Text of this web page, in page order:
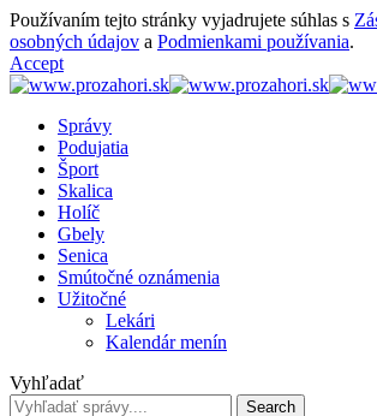
Používaním tejto stránky vyjadrujete súhlas s
osobných údajov a Podmienkami používania.
Accept
Správy
Podujatia
Šport
Skalica
Holíč
Gbely
Senica
Smútočné oznámenia
Užitočné
Lekári
Kalendár menín
Vyhľadať